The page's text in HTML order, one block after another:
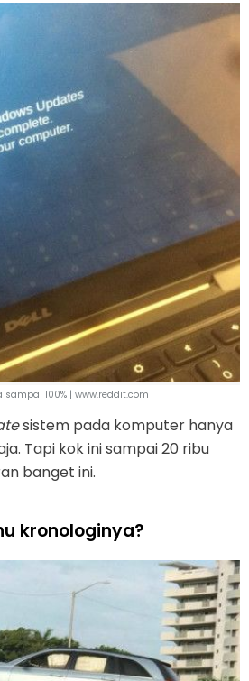
sampai 100% | www.reddit.com
sistem pada komputer hanya
Tapi kok ini sampai 20 ribu
banget ini.
kronologinya?